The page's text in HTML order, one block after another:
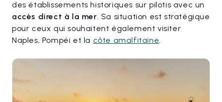
des établissements historiques sur pilotis avec un
accès direct à la mer . Sa situation est stratégique
pour ceux qui souhaitent également visiter
Naples, Pompéi et la côte amalfitaine